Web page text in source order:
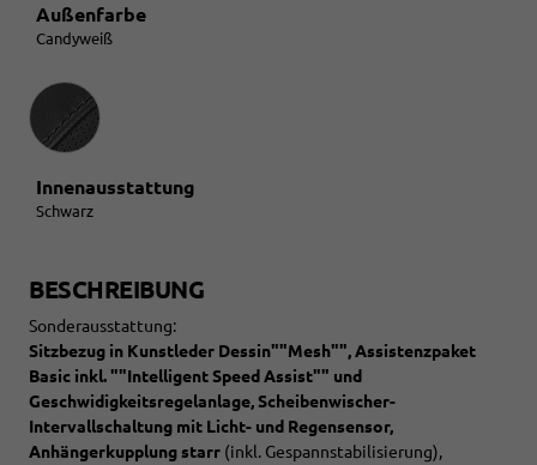
Außenfarbe
Candyweiß
Innenausstattung
Innenausstattung
Schwarz
BESCHREIBUNG
Sonderausstattung:
Sitzbezug in Kunstleder Dessin""Mesh"", Assistenzpaket
Basic inkl. ""Intelligent Speed Assist"" und
Geschwidigkeitsregelanlage, Scheibenwischer-
Intervallschaltung mit Licht- und Regensensor,
Anhängerkupplung starr (inkl. Gespannstabilisierung),